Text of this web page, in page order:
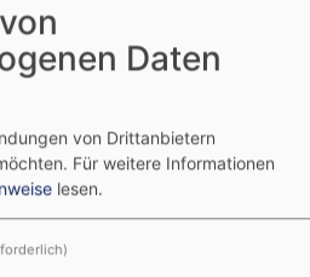
Geschichten
Daten
von Drittanbietern
Für weitere Informationen
lesen.